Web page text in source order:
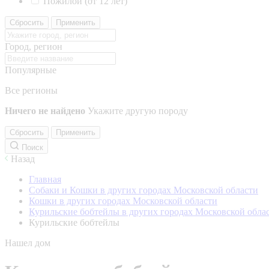
Сбросить Применить
Город, регион
Популярные
Все регионы
Ничего не найдено Укажите другую породу
Сбросить
Применить
Поиск
Назад
Главная
Собаки и Кошки в других городах Московской области
Кошки в других городах Московской области
Курильские бобтейлы в других городах Московской
Курильские бобтейлы
Нашел дом